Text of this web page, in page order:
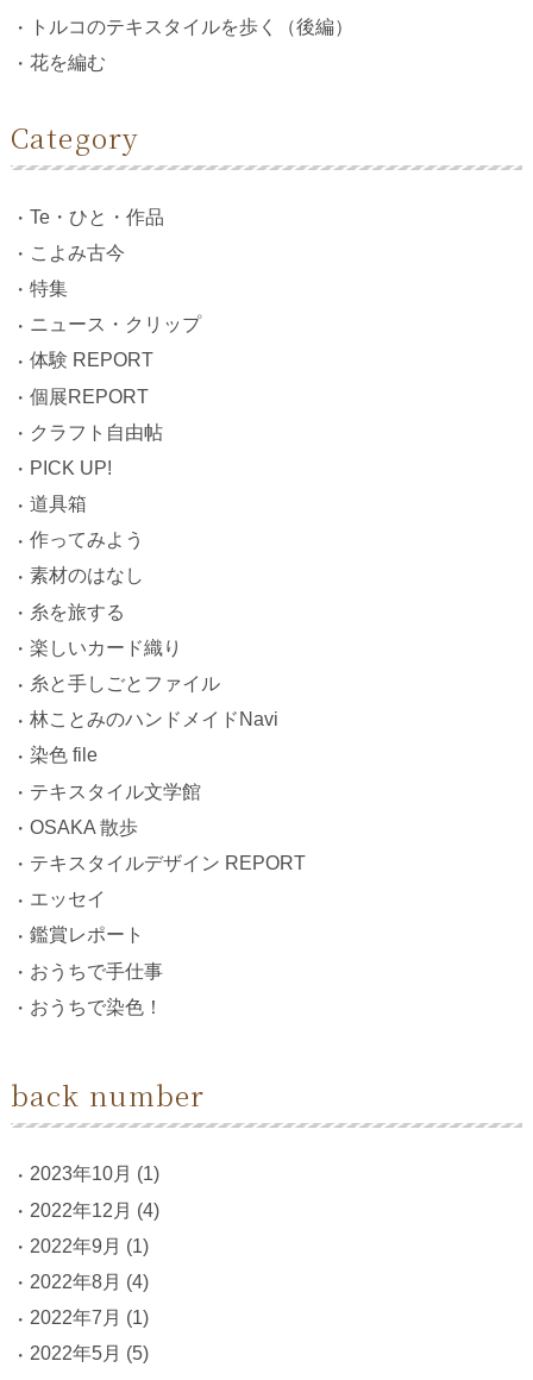
トルコのテキスタイルを歩く（後編）
花を編む
Category
Te・ひと・作品
こよみ古今
特集
ニュース・クリップ
体験 REPORT
個展REPORT
クラフト自由帖
PICK UP!
道具箱
作ってみよう
素材のはなし
糸を旅する
楽しいカード織り
糸と手しごとファイル
林ことみのハンドメイドNavi
染色 file
テキスタイル文学館
OSAKA 散歩
テキスタイルデザイン REPORT
エッセイ
鑑賞レポート
おうちで手仕事
おうちで染色！
back number
2023年10月 (1)
2022年12月 (4)
2022年9月 (1)
2022年8月 (4)
2022年7月 (1)
2022年5月 (5)